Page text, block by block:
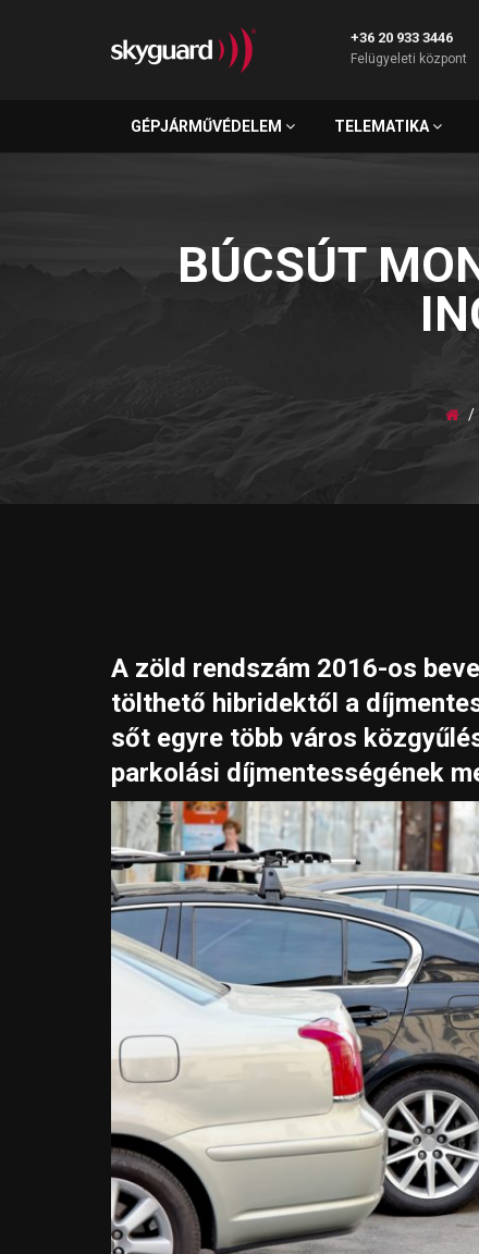
+36 20 933 3446
Felügyeleti központ
GÉPJÁRMŰVÉDELEM TELEMATIKA
BÚCSÚT
A zöld rendszám 2016-os
tölthető hibridektől a
sőt egyre több város
parkolási díjmentességének